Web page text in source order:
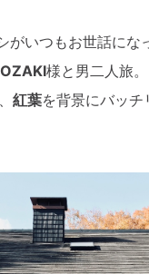
がいつもお世話にな
OZAKI様と男二人旅。
紅葉を背景にバッチ